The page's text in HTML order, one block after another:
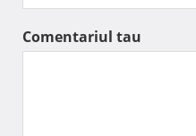
Comentariul tau